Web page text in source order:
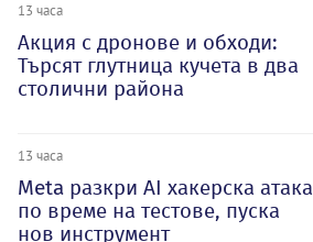
13 часа
Акция с дронове и обходи:
Търсят глутница кучета в два
столични района
13 часа
Meta разкри AI хакерска атака
по време на тестове, пуска
нов инструмент